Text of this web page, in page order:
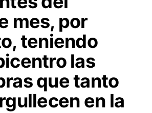
mes, por
teniendo
las
que tanto
en la